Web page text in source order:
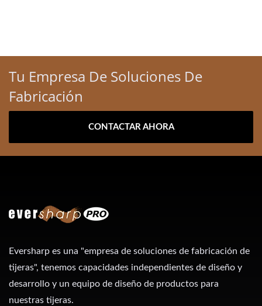
Tu Empresa De Soluciones De
Fabricación
CONTACTAR AHORA
Eversharp es una "empresa de soluciones de fabricación de
tijeras", tenemos capacidades independientes de diseño y
desarrollo y un equipo de diseño de productos para
nuestras tijeras.